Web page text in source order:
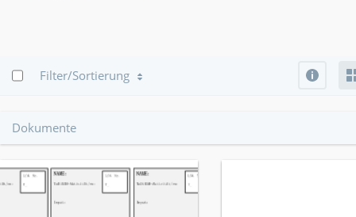
Filter/Sortierung
Dokumente